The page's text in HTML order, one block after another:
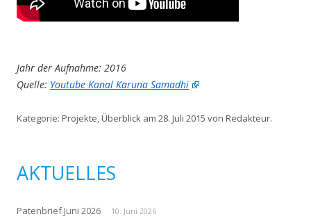
Jahr der Aufnahme: 2016
Quelle: Youtube Kanal Karuna Samadhi
Kategorie: Projekte,Überblick am 28. Juli 2015 von Redakteur.
AKTUELLES
Patenbrief Juni 2026 10. Juni 2026